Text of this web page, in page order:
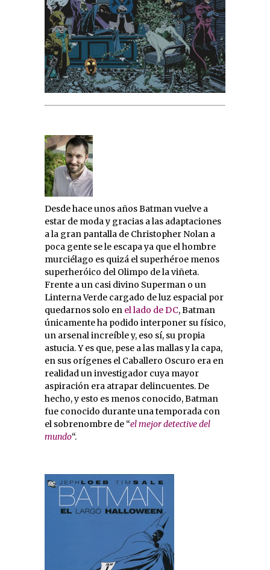
Desde hace unos años Batman vuelve a
estar de moda y gracias a las adaptaciones
a la gran pantalla de Christopher Nolan a
poca gente se le escapa ya que el hombre
murciélago es quizá el superhéroe menos
superheróico del Olimpo de la viñeta.
Frente a un casi divino Superman o un
Linterna Verde cargado de luz espacial por
quedarnos solo en el lado de DC, Batman
únicamente ha podido interponer su físico,
un arsenal increíble y, eso sí, su propia
astucia. Y es que, pese a las mallas y la capa,
en sus orígenes el Caballero Oscuro era en
realidad un investigador cuya mayor
aspiración era atrapar delincuentes. De
hecho, y esto es menos conocido, Batman
fue conocido durante una temporada con
el sobrenombre de “el mejor detective del
mundo“.